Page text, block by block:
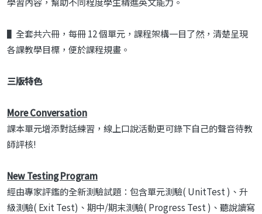
▌全套共六冊，每冊 12 個單元，課程架構一目了然，清楚呈現
各課教學目標，便於課程規畫。
三版特色
More Conversation
課本單元增添對話練習，線上口說活動更可錄下自己的聲音待教
師評核!
New Testing Program
經由專家評鑑的全新測驗試題：包含單元測驗( UnitTest ) 、升
級測驗( Exit Test) 、期中/期末測驗( Progress Test ) 、聽說讀寫